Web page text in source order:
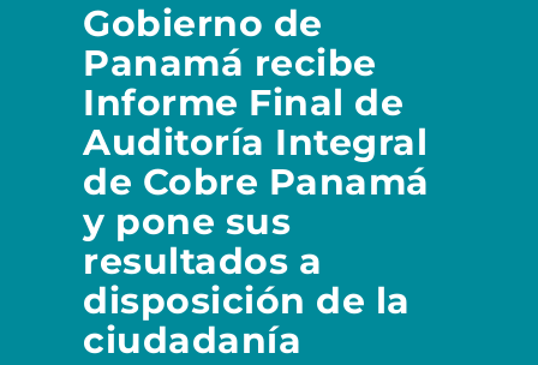
Gobierno de
Panamá recibe
Informe Final de
Auditoría Integral
de Cobre Panamá
y pone sus
resultados a
disposición de la
ciudadanía